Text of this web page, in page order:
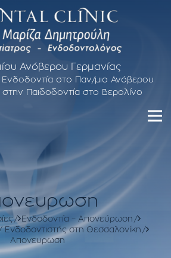
Ανόβερου Γερμανίας
Ενδοδοντία στο Παν/μιο Ανόβερου
στην Παιδοδοντία στο Βερολίνο
Ενδοδοντία – Απονεύρωση
στη Θεσσαλονίκη
Απονευρωση